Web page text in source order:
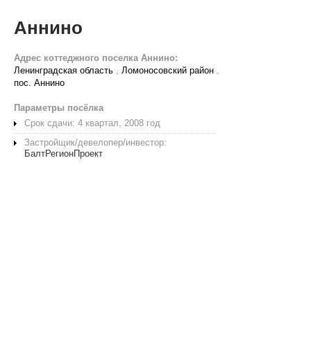
Аннино
Адрес коттеджного поселка Аннино:
Ленинградская область , Ломоносовский район ,
пос. Аннино
Параметры посёлка
Срок сдачи: 4 квартал, 2008 год
Застройщик/девелопер/инвестор:
БалтРегионПроект